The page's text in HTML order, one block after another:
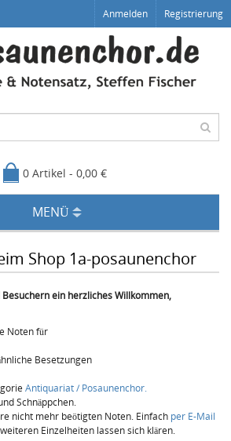
Anmelden Registrierung
0 Artikel - 0,00 €
MENÜ
Shop 1a-posaunenchor
ein herzliches Willkommen,
Noten für
Antiquariat / Posaunenchor.
Schnäppchen.
nicht mehr beötigten Noten. Einfach per E-Mail
Einzelheiten lassen sich klären.